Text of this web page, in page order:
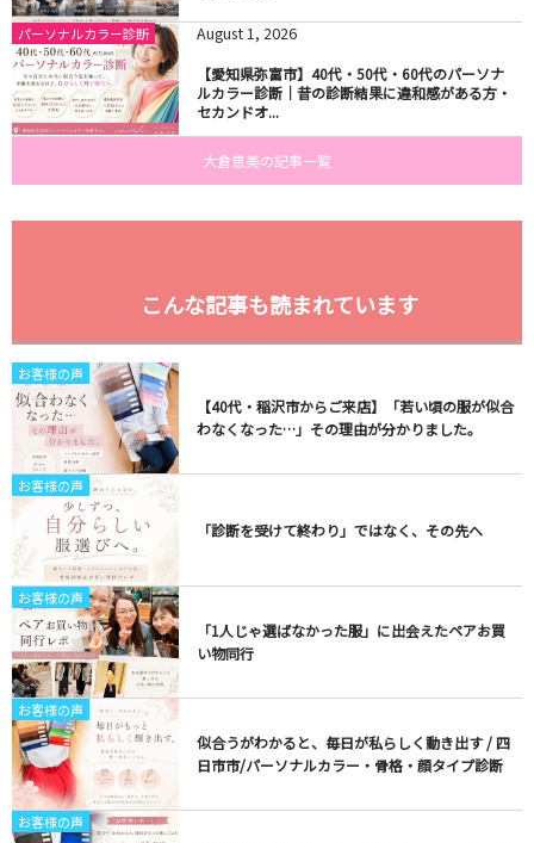
パーソナルカラー診断 August 1 , 2026
【愛知県弥富市】40代・50代・60代のパーソナ
ルカラー診断｜昔の診断結果に違和感がある方・
セカンドオ...
大倉恵美の記事一覧
こんな記事も読まれています
お客様の声
【40代・稲沢市からご来店】「若い頃の服が似合
わなくなった…」その理由が分かりました。
お客様の声
「診断を受けて終わり」ではなく、その先へ
お客様の声
「1人じゃ選ばなかった服」に出会えたペアお買
い物同行
お客様の声
似合うがわかると、毎日が私らしく動き出す / 四
日市市/パーソナルカラー・骨格・顔タイプ診断
お客様の声